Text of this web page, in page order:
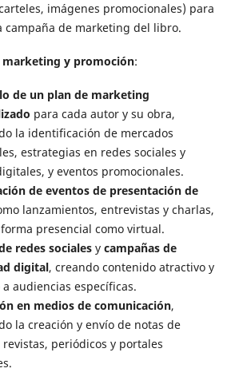
imágenes promocionales) para
campaña de marketing del libro.
marketing y promoción:
de un plan de marketing
para cada autor y su obra,
la identificación de mercados
estrategias en redes sociales y
y eventos promocionales.
de eventos de presentación de
lanzamientos, entrevistas y charlas,
presencial como virtual.
redes socialesy campañas de
digital, creando contenido atractivo y
audiencias específicas.
en medios de comunicación,
la creación y envío de notas de
revistas, periódicos y portales